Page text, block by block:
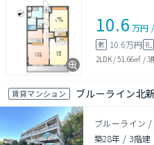
10.6 万円
敷 10.6万円 礼
2LDK/51.66㎡ /3
賃貸マンション ブルーライン北
ブルーライン
築28年 / 3階建